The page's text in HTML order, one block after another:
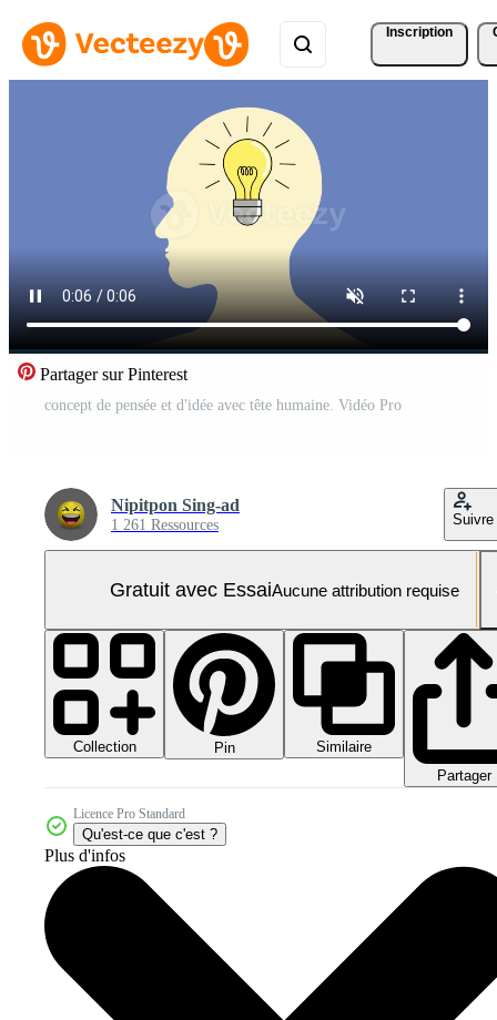
Inscription
Partager sur Pinterest
concept de pensée et d'idée avec tête humaine. Vidéo Pro
Nipitpon Sing-ad
1 261 Ressources Suivre
Gratuit avec EssaiAucune attribution requise
Collection Pin
Similaire
Partager
Licence Pro Standard
Qu'est-ce que c'est ?
Plus d'infos